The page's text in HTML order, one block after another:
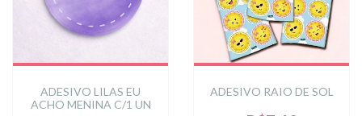
ADESIVO LILAS EU
ACHO MENINA C/1 UN
ADESIVO RAIO DE SOL